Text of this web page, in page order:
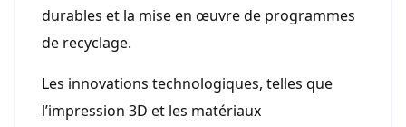
durables et la mise en œuvre de programmes
de recyclage.
Les innovations technologiques, telles que
l’impression 3D et les matériaux